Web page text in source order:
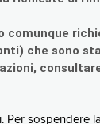
comunque
che sono
Per sospendere